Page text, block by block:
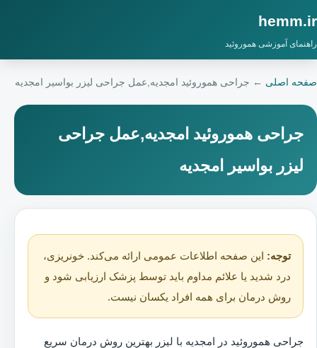
hemm.ir
راهنمای آموزشی هموروئید
صفحه اصلی ← جراحی هموروئید امجدیه,عمل جراحی لیزر بواسیر امجدیه
جراحی هموروئید امجدیه,عمل جراحی
لیزر بواسیر امجدیه
توجه: این صفحه اطلاعات عمومی ارائه می‌کند. خونریزی،
درد شدید یا علائم مداوم باید توسط پزشک ارزیابی شود و
روش درمان برای همه افراد یکسان نیست.
جراحی هموروئید در امجدیه با لیزر بهترین روش درمان سریع